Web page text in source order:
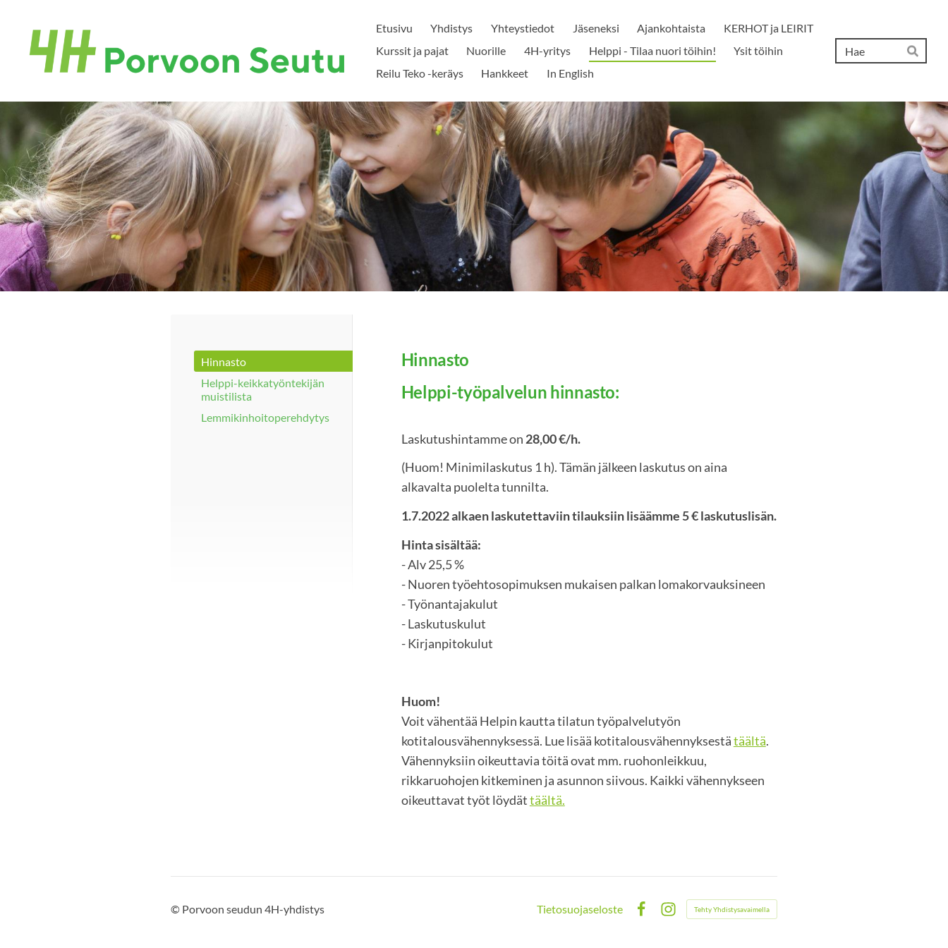
sivun
sisältöön
Porvoon seudun 4H-yhdistys
Etusivu Yhdistys Yhteystiedot Jäseneksi Ajankohtaista
KERHOT ja LEIRIT
Kurssit ja pajat
Nuorille 4H-yritys Helppi - Tilaa nuori töihin!
Ysit töihin
Reilu Teko -keräys
Hankkeet In English
Hae
Hinnasto
Helppi-keikkatyöntekijän
muistilista
Lemmikinhoitoperehdytys
Hinnasto
Helppi-työpalvelun hinnasto:
Laskutushintamme on 28,00 €/h.
(Huom! Minimilaskutus 1 h). Tämän jälkeen laskutus on aina
alkavalta puolelta tunnilta.
1.7.2022 alkaen laskutettaviin tilauksiin lisäämme 5 € laskutuslisän.
Hinta sisältää:
- Alv 25,5 %
- Nuoren työehtosopimuksen mukaisen palkan lomakorvauksineen
- Työnantajakulut
- Laskutuskulut
- Kirjanpitokulut
Huom!
Voit vähentää Helpin kautta tilatun työpalvelutyön
kotitalousvähennyksessä. Lue lisää kotitalousvähennyksestätäältä.
Vähennyksiin oikeuttavia töitä ovat mm. ruohonleikkuu,
rikkaruohojen kitkeminen ja asunnon siivous. Kaikki vähennykseen
oikeuttavat työt löydättäältä.
© Porvoon seudun 4H-yhdistys
Tietosuojaseloste
Instagram
Tehty Yhdistysavaimella